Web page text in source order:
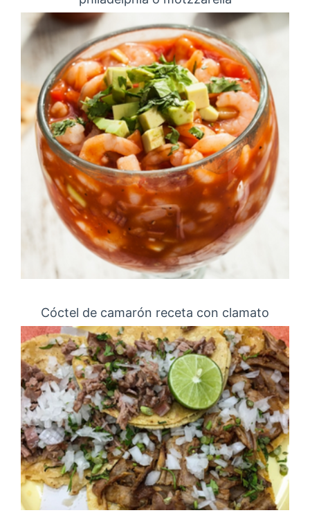
Cóctel de camarón receta con clamato